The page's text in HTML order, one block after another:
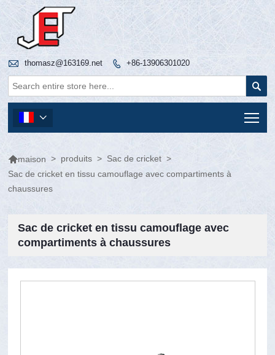
 thomasz@163169.net  +86-13906301020


maison > produits > Sac de cricket >
Sac de cricket en tissu camouflage avec compartiments à
chaussures
Sac de cricket en tissu camouflage avec
compartiments à chaussures